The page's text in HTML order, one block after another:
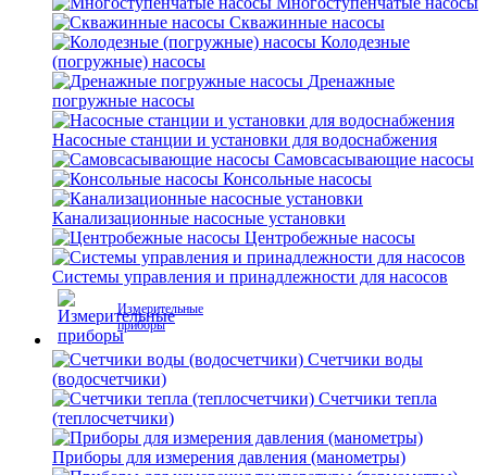
Скважинные насосы
Колодезные
(погружные) насосы
Дренажные
погружные насосы
Насосные станции и установки для водоснабжения
Самовсасывающие насосы
Консольные насосы
Канализационные насосные установки
Центробежные насосы
Системы управления и принадлежности для насосов
Измерительные
приборы
Счетчики воды
(водосчетчики)
Счетчики тепла
(теплосчетчики)
Приборы для измерения давления (манометры)